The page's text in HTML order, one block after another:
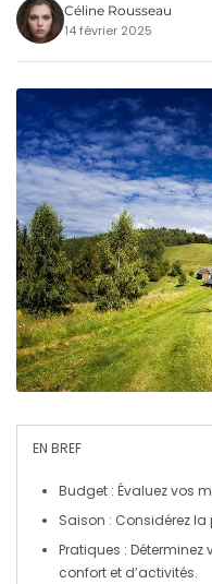
Céline Rousseau
14 février 2025
EN BREF
Budget : Évaluez vos
Saison : Considérez
Pratiques : Déterminez
confort et d’activités.